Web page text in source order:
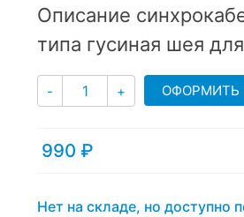
out
of
based
customer
ratings
Описание
типа гусиная шея
- Количество
+ ОФОРМИТЬ
990 ₽
Нет на складе, но доступно